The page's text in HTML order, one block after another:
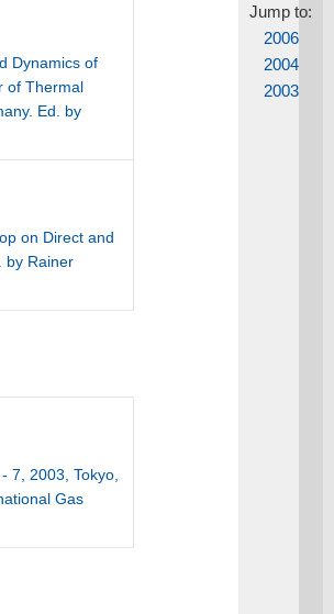
Jump to:
2006
2004
2003
Dynamics of
of Thermal
Ed. by
on Direct and
by Rainer
7, 2003, Tokyo,
Gas